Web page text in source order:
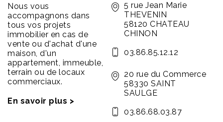
Nous vous
accompagnons dans
tous vos projets
immobilier en cas de
vente ou d'achat d'une
maison, d'un
appartement, immeuble,
terrain ou de locaux
commerciaux.
En savoir plus >
5 rue Jean Marie
THEVENIN
58120 CHATEAU
CHINON
03.86.85.12.12
20 rue du Commerce
58330 SAINT
SAULGE
03.86.68.03.87